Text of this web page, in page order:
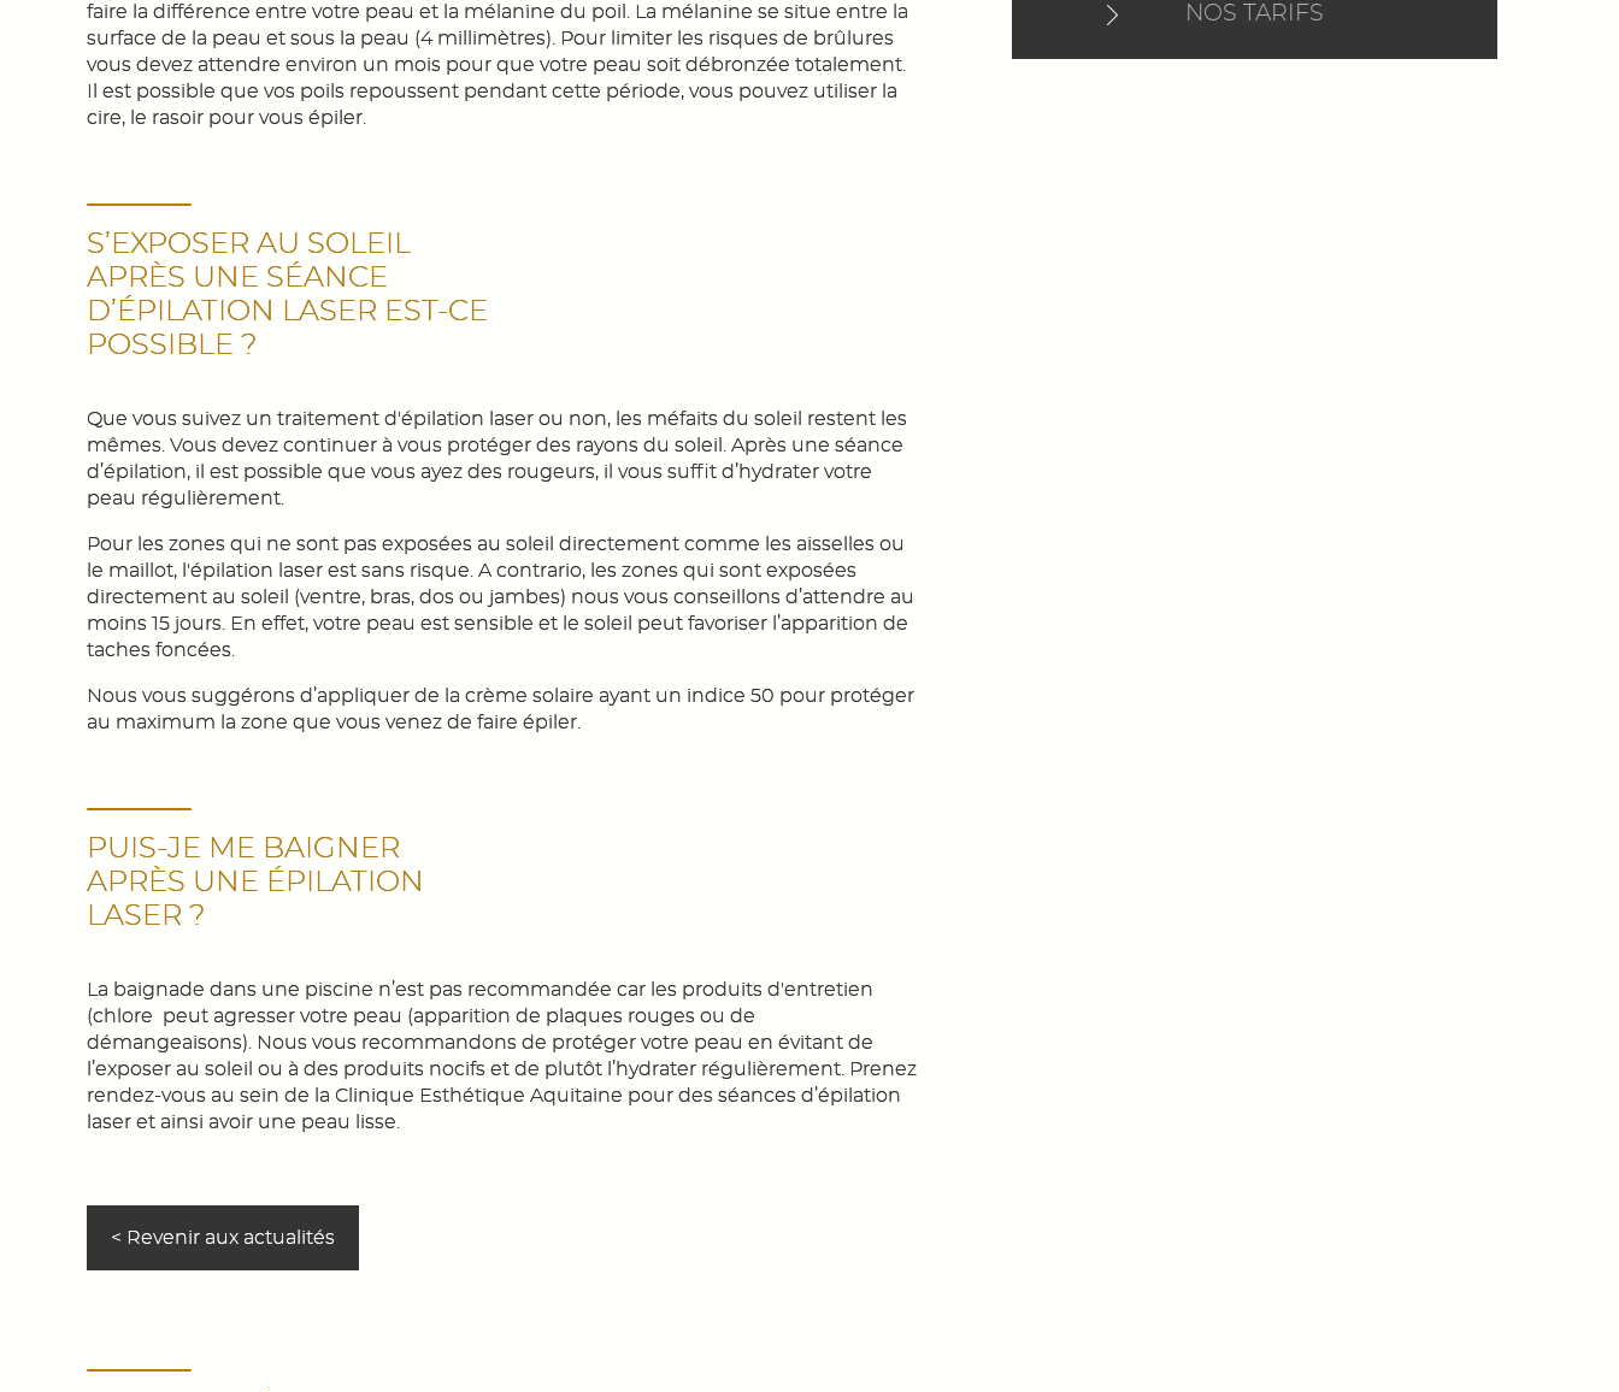
faire la différence entre votre peau et la mélanine du poil. La mélanine se situe entre la
surface de la peau et sous la peau (4 millimètres). Pour limiter les risques de brûlures
vous devez attendre environ un mois pour que votre peau soit débronzée totalement.
Il est possible que vos poils repoussent pendant cette période, vous pouvez utiliser la
cire, le rasoir pour vous épiler.
S’EXPOSER AU SOLEIL
APRÈS UNE SÉANCE
D’ÉPILATION LASER EST-CE
POSSIBLE ?
Que vous suivez un traitement d'épilation laser ou non, les méfaits du soleil restent les
mêmes. Vous devez continuer à vous protéger des rayons du soleil. Après une séance
d’épilation, il est possible que vous ayez des rougeurs, il vous suffit d’hydrater votre
peau régulièrement.
Pour les zones qui ne sont pas exposées au soleil directement comme les aisselles ou
le maillot, l'épilation laser est sans risque. A contrario, les zones qui sont exposées
directement au soleil (ventre, bras, dos ou jambes) nous vous conseillons d’attendre au
moins 15 jours. En effet, votre peau est sensible et le soleil peut favoriser l’apparition de
taches foncées.
Nous vous suggérons d’appliquer de la crème solaire ayant un indice 50 pour protéger
au maximum la zone que vous venez de faire épiler.
PUIS-JE ME BAIGNER
APRÈS UNE ÉPILATION
LASER ?
La baignade dans une piscine n’est pas recommandée car les produits d'entretien
(chlore
peut agresser votre peau (apparition de plaques rouges ou de
démangeaisons). Nous vous recommandons de protéger votre peau en évitant de
l’exposer au soleil ou à des produits nocifs et de plutôt l’hydrater régulièrement. Prenez
rendez-vous au sein de la Clinique Esthétique Aquitaine pour des séances d’épilation
laser et ainsi avoir une peau lisse.
< Revenir aux actualités
NOS TARIFS